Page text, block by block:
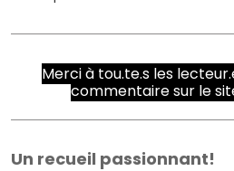
Merci à tou.te.s les
commentaire sur le
Un recueil passionnant!